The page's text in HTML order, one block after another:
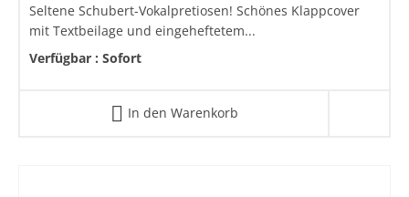
Seltene Schubert-Vokalpretiosen! Schönes Klappcover
mit Textbeilage und eingeheftetem...
Verfügbar : Sofort
In den Warenkorb